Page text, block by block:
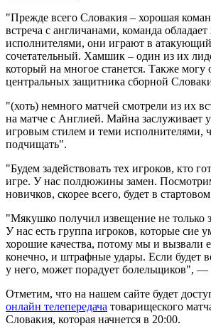
"Прежде всего Словакия – хорошая
встреча с англичанами, команда
исполнителями, они играют в
сочетательный. Хамшик – один из их
который на многое станется. Также могу
центральных защитника сборной
"(хоть) немного матчей смотрели из их
на матче с Англией. Майна заслуживает
игровым стилем и теми исполнителями,
подчищать".
"Будем задействовать тех игроков, кто
игре. У нас полдюжины замен.
новичков, скорее всего, будет в
"Мякушко получил извещение не только
У нас есть группа игроков, которые сие
хорошие качества, потому мы и вызвали
конечно, и штрафные удары. Если будет
у него, может порадует болельщиков", —
Отметим, что на нашем сайте будет
онлайн телепередача товарищеского
Словакия, которая начнется в 20:00.